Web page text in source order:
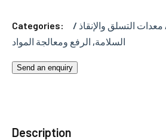
Categories:
التسلق والإنقاذ /
السلامة, الرفع ومعالجة المواد
Send an enquiry
Description